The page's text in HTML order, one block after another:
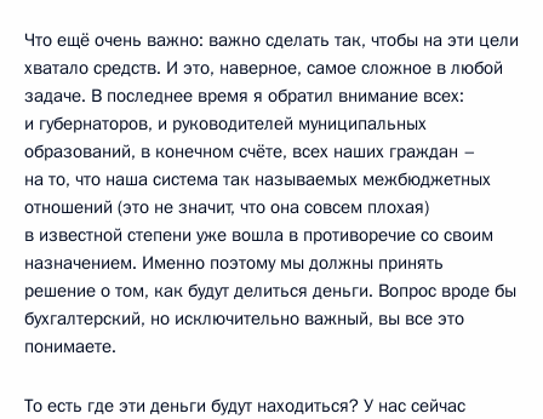
Что ещё очень важно: важно сделать так, чтобы на эти цели
хватало средств. И это, наверное, самое сложное в любой
задаче. В последнее время я обратил внимание всех:
и губернаторов, и руководителей муниципальных
образований, в конечном счёте, всех наших граждан –
на то, что наша система так называемых межбюджетных
отношений (это не значит, что она совсем плохая)
в известной степени уже вошла в противоречие со своим
назначением. Именно поэтому мы должны принять
решение о том, как будут делиться деньги. Вопрос вроде бы
бухгалтерский, но исключительно важный, вы все это
понимаете.
То есть где эти деньги будут находиться? У нас сейчас